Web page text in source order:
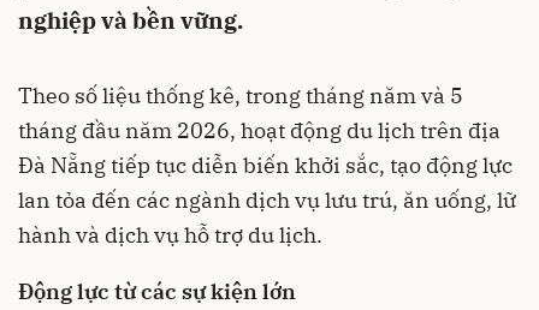
nghiệp và bền vững.
Theo số liệu thống kê, trong tháng năm và 5
tháng đầu năm 2026, hoạt động du lịch trên địa
Đà Nẵng tiếp tục diễn biến khởi sắc, tạo động lực
lan tỏa đến các ngành dịch vụ lưu trú, ăn uống, lữ
hành và dịch vụ hỗ trợ du lịch.
Động lực từ các sự kiện lớn